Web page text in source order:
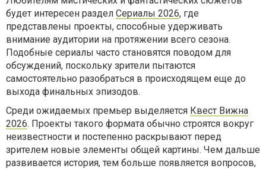
будет интересен раздел Сериалы 2026, где
представлены проекты, способные удерживать
внимание аудитории на протяжении всего сезона.
Подобные сериалы часто становятся поводом для
обсуждений, поскольку зрители пытаются
самостоятельно разобраться в происходящем еще до
выхода финальных эпизодов.
Среди ожидаемых премьер выделяется Квест Вижна
2026. Проекты такого формата обычно строятся вокруг
неизвестности и постепенно раскрывают перед
зрителем новые элементы общей картины. Чем дальше
развивается история, тем больше появляется вопросов,